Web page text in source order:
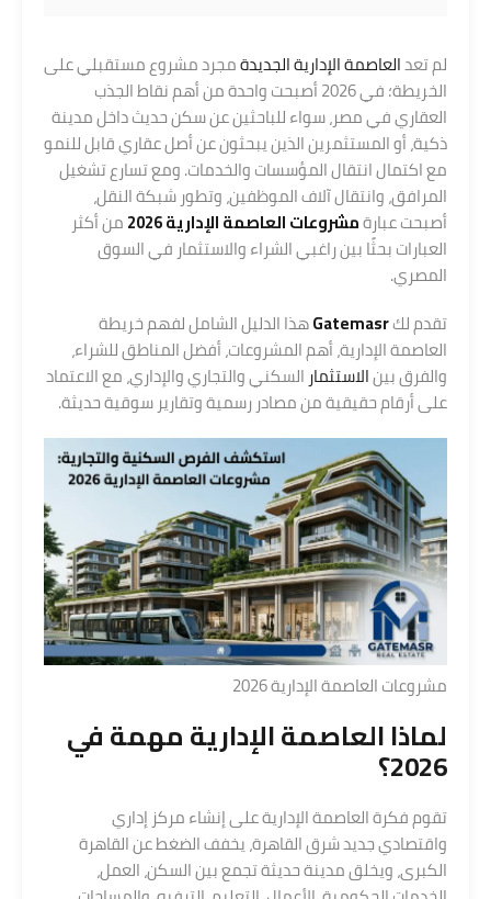
لم تعدالعاصمة الإدارية الجديدةمجرد مشروع مستقبلي على
الخريطة؛ في 2026 أصبحت واحدة من أهم نقاط الجذب
العقاري في مصر، سواء للباحثين عن سكن حديث داخل مدينة
ذكية، أو المستثمرين الذين يبحثون عن أصل عقاري قابل للنمو
مع اكتمال انتقال المؤسسات والخدمات. ومع تسارع تشغيل
المرافق، وانتقال آلاف الموظفين، وتطور شبكة النقل،
أصبحت عبارةمشروعات العاصمة الإدارية 2026
من أكثر
العبارات بحثًا بين راغبي الشراء والاستثمار في السوق
المصري.
تقدم لكGatemasrهذا الدليل الشامل لفهم خريطة
العاصمة الإدارية، أهم المشروعات، أفضل المناطق للشراء،
والفرق بينالاستثمار السكني والتجاري والإداري، مع الاعتماد
على أرقام حقيقية من مصادر رسمية وتقارير سوقية حديثة.
مشروعات العاصمة الإدارية 2026
لماذا العاصمة الإدارية مهمة في
2026؟
تقوم فكرة العاصمة الإدارية على إنشاء مركز إداري
واقتصادي جديد شرق القاهرة، يخفف الضغط عن القاهرة
الكبرى، ويخلق مدينة حديثة تجمع بين السكن، العمل،